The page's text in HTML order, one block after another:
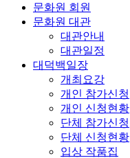
문화원 회원
문화원 대관
대관안내
대관일정
대덕백일장
개최요강
개인 참가신청
개인 신청현황
단체 참가신청
단체 신청현황
입상 작품집